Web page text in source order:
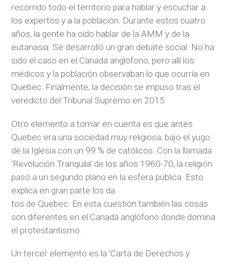
recorrido todo el territorio para hablar y escuchar a
los expertos y a la población. Durante estos cuatro
años, la gente ha oído hablar de la AMM y de la
eutanasia. Se desarrolló un gran debate social. No ha
sido el caso en el Canadá anglófono, pero allí los
médicos y la población observaban lo que ocurría en
Quebec. Finalmente, la decisión se impuso tras el
veredicto del Tribunal Supremo en 2015.
Otro elemento a tomar en cuenta es que antes
Quebec era una sociedad muy religiosa, bajo el yugo
de la Iglesia con un 99 % de católicos. Con la llamada
‘Revolución Tranquila’ de los años 1960-70, la religión
pasó a un segundo plano en la esfera pública. Esto
explica en gran parte los da
tos de Quebec. En esta cuestión también las cosas
son diferentes en el Canadá anglófono donde domina
el protestantismo.
Un tercer elemento es la ‘Carta de Derechos y